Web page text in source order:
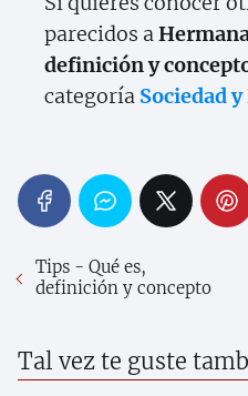
parecidos a
definición y
categoría Sociedad
Tips - Qué es,
definición y concepto
Tal vez te guste